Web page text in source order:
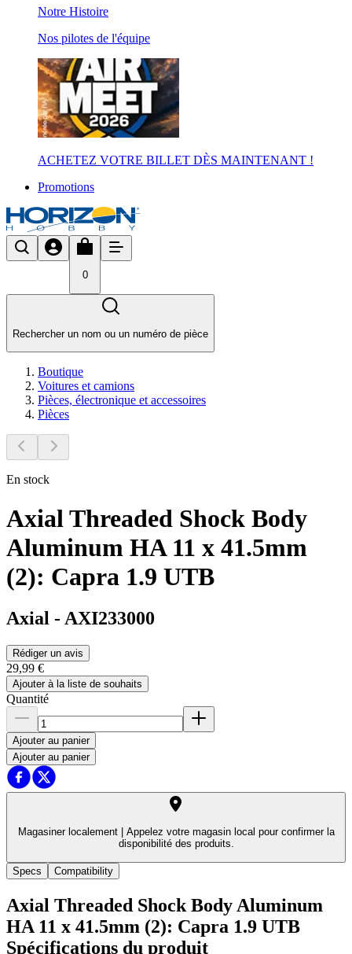
Notre Histoire
Nos pilotes de l'équipe
ACHETEZ VOTRE BILLET DÈS MAINTENANT !
Promotions
0
Rechercher un nom ou un numéro de pièce
Boutique
Voitures et camions
Pièces, électronique et accessoires
Pièces
En stock
Axial Threaded Shock Body
Aluminum HA 11 x 41.5mm
(2): Capra 1.9 UTB
Axial - AXI233000
Rédiger un avis
29,99 €
Ajouter à la liste de souhaits
Quantité
Ajouter au panier
Ajouter au panier
Magasiner localement |
Appelez votre magasin local pour confirmer la
disponibilité des produits.
Specs Compatibility
Axial Threaded Shock Body Aluminum
HA 11 x 41.5mm (2): Capra 1.9 UTB
Spécifications du produit